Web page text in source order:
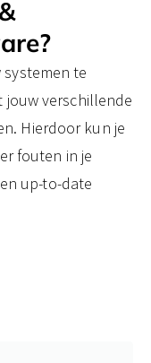
te
jouw verschillende
Hierdoor kun je
fouten in je
up-to-date